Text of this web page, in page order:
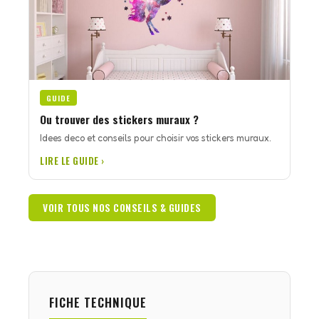
GUIDE
Ou trouver des stickers muraux ?
Idees deco et conseils pour choisir vos stickers muraux.
LIRE LE GUIDE ›
VOIR TOUS NOS CONSEILS & GUIDES
FICHE TECHNIQUE